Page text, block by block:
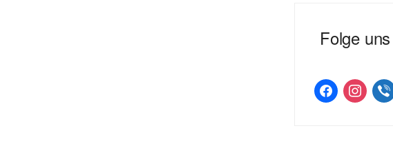
Folge uns
facebookinstagramviber